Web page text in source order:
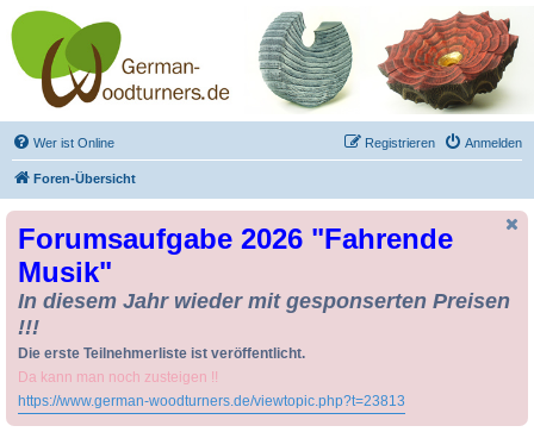
Drechseln und
Kunsthandwerk -
German-Woodturners
*Forum Sauerland*
Der Treffpunkt für Drechsler und Freunde des Kunsthandwerks
Wer ist Online Anmelden
Registrieren
Foren-Übersicht
Forumsaufgabe 2026 "Fahrende
Musik"
In diesem Jahr wieder mit gesponserten Preisen
!!!
Die erste Teilnehmerliste ist veröffentlicht.
Da kann man noch zusteigen !!
https://www.german-woodturners.de/viewtopic.php?t=23813